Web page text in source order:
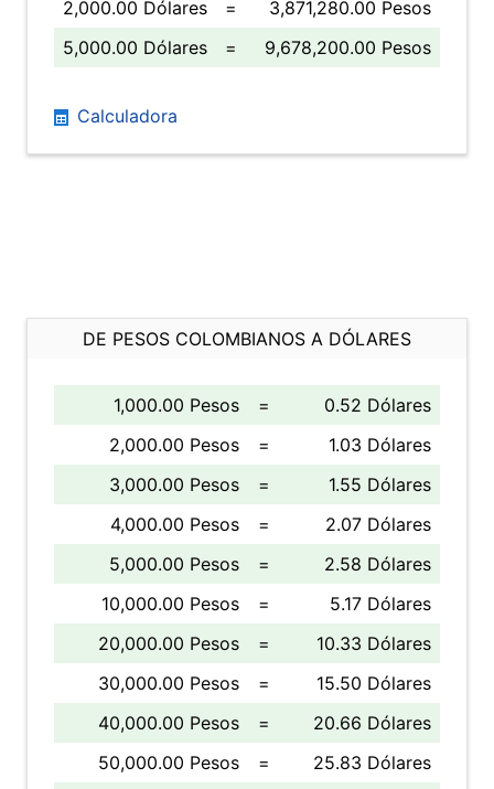
2,000.00 Dólares
=
3,871,280.00 Pesos
5,000.00 Dólares
= 9,678,200.00 Pesos
Calculadora
DE PESOS COLOMBIANOS A DÓLARES
1,000.00 Pesos =
0.52 Dólares
2,000.00 Pesos
=
1.03 Dólares
3,000.00 Pesos
=
1.55 Dólares
4,000.00 Pesos
=
2.07 Dólares
5,000.00 Pesos
=
2.58 Dólares
10,000.00 Pesos
=
5.17 Dólares
20,000.00 Pesos
=
10.33 Dólares
30,000.00 Pesos
=
15.50 Dólares
40,000.00 Pesos
=
20.66 Dólares
50,000.00 Pesos
= 25.83 Dólares